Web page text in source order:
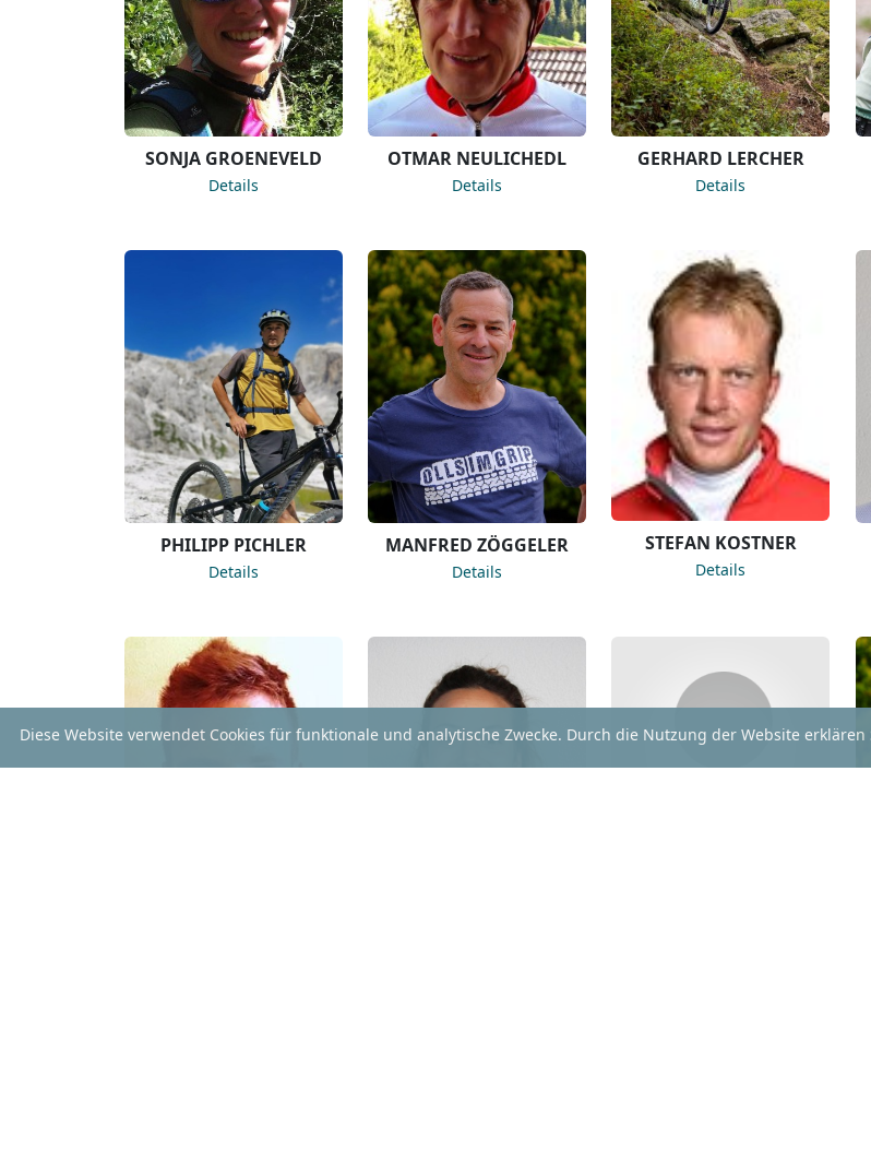
SONJA GROENEVELD
Details
OTMAR NEULICHEDL
Details
GERHARD LERCHER
Details
PHILIPP PICHLER
Details
MANFRED ZÖGGELER
Details
STEFAN KOSTNER
Details
Diese Website verwendet Cookies für funktionale und analytische Zwecke. Durch die Nutzung der Website